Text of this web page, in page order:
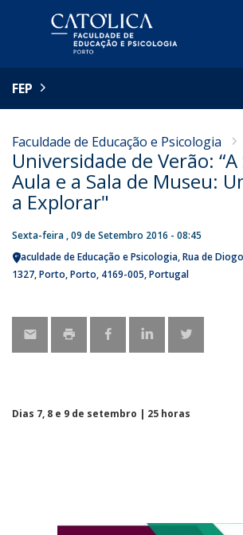
FEP
Faculdade de Educação e Psicologia
Universidade de Verão: “A
Aula e a Sala de Museu:
a Explorar"
Sexta-feira , 09 de Setembro 2016 - 08:45
Faculdade de Educação e Psicologia Rua de
1327 Porto Porto 4169-005 Portugal
Dias 7, 8 e 9 de setembro | 25 horas